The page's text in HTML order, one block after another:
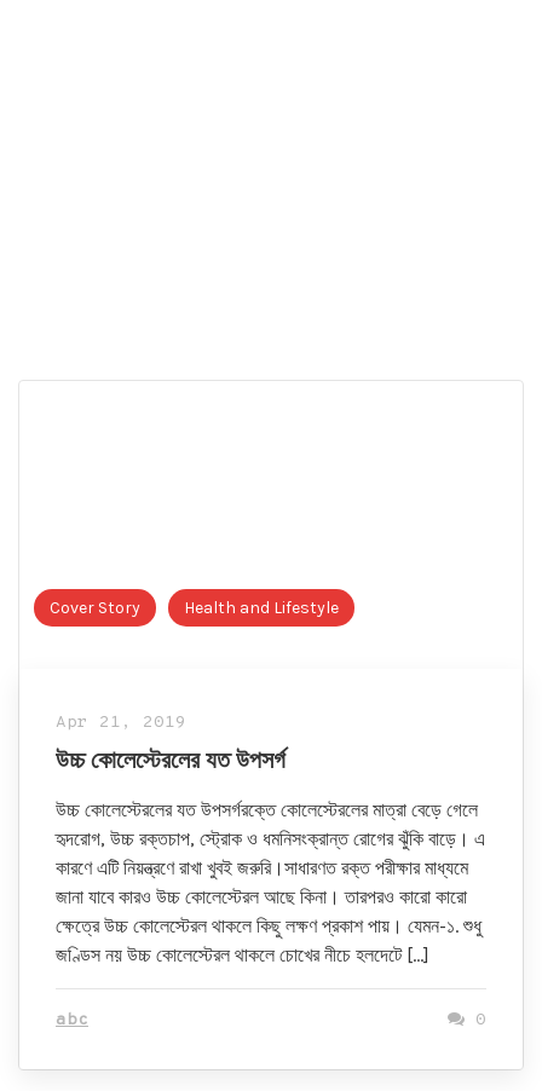
Cover Story Health and Lifestyle
Apr 21, 2019
উচ্চ কোলেস্টেরলের যত উপসর্গ
উচ্চ কোলেস্টেরলের যত উপসর্গরক্তে কোলেস্টেরলের মাত্রা বেড়ে গেলে
হৃদরোগ, উচ্চ রক্তচাপ, স্ট্রোক ও ধমনিসংক্রান্ত রোগের ঝুঁকি বাড়ে। এ
কারণে এটি নিয়ন্ত্রণে রাখা খুবই জরুরি।সাধারণত রক্ত পরীক্ষার মাধ্যমে
জানা যাবে কারও উচ্চ কোলেস্টেরল আছে কিনা। তারপরও কারো কারো
ক্ষেত্রে উচ্চ কোলেস্টেরল থাকলে কিছু লক্ষণ প্রকাশ পায়। যেমন-১. শুধু
জণ্ডিস নয় উচ্চ কোলেস্টেরল থাকলে চোখের নীচে হলদেটে […]
abc 0